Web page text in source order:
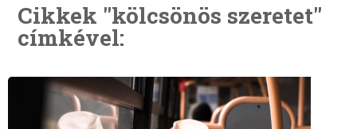
Cikkek "kölcsönös szeretet"
címkével: